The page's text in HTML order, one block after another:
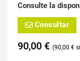
Consulte la
Consultar
90,00 € 90,00 €